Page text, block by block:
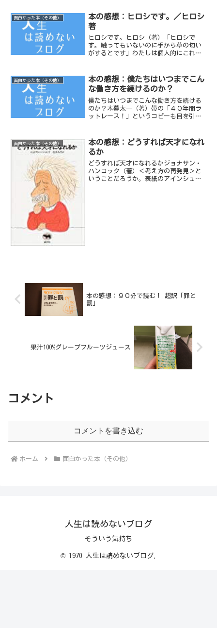
を熟読しても素敵なホームページが作れ
るわけではな...
面白かった本（その他）
本の感想：ヒロシです。／ヒロシ
著
ヒロシです。ヒロシ（著）「ヒロシで
す。触ってもいないのに手から草の匂い
がするとです」わたしは個人的にこれあ
年の今となっては、10年近く昔のお笑い
ネタであるが、わ...
面白かった本（その他）
本の感想：僕たちはいつまでこん
な働き方を続けるのか？
僕たちはいつまでこんな働き方を続ける
のか？木暮太一（著）帯の「４０年間ラ
ットレース！」というコピーも目を引い
自身がそう感じているからに他ならな
い。会社員のわたしは、5年...
面白かった本（その他）
本の感想：どうすれば天才になれ
るか
どうすれば天才になれるかジョナサン・
ハンコック（著）＜考え方の再発見＞と
いうことだろうか。表紙のアインシュタ
本の感想：９０分で読む！ 超訳「罪と
罰」
果汁100%グレープフルーツジュース
コメント
コメントを書き込む
ホーム 面白かった本（その他）
人生は読めないブログ
そういう気持ち
© 1970 人生は読めないブログ.